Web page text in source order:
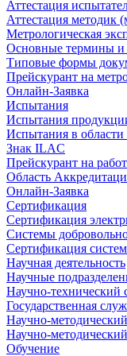
Аттестация
Аттестация методик
Метрологическая
Основные термины и
Типовые формы
Прейскурант на
Онлайн-Заявка
Испытания
Испытания
Испытания в области
Знак ILAC
Прейскурант на
Область
Онлайн-Заявка
Сертификация
Сертификация
Системы
Сертификация
Научная деятельность
Научные
Научно-технический
Государственная
Научно-
Научно-
Обучение